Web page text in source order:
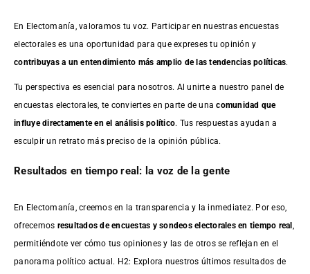
En Electomanía, valoramos tu voz. Participar en nuestras encuestas
electorales es una oportunidad para que expreses tu opinión y
contribuyas a un entendimiento más amplio de las tendencias políticas.
Tu perspectiva es esencial para nosotros. Al unirte a nuestro panel de
encuestas electorales, te conviertes en parte de unacomunidad que
influye directamente en el análisis político. Tus respuestas ayudan a
esculpir un retrato más preciso de la opinión pública.
Resultados en tiempo real: la voz de la gente
En Electomanía, creemos en la transparencia y la inmediatez. Por eso,
ofrecemos resultados deencuestas y sondeos electorales en tiempo real
permitiéndote ver cómo tus opiniones y las de otros se reflejan en el
panorama político actual. H2: Explora nuestros últimos resultados de